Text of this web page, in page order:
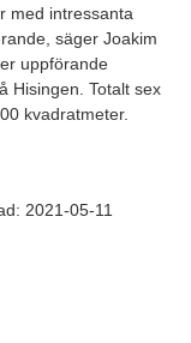
med intressanta
säger Joakim
uppförande
Hisingen. Totalt sex
kvadratmeter.
2021-05-11